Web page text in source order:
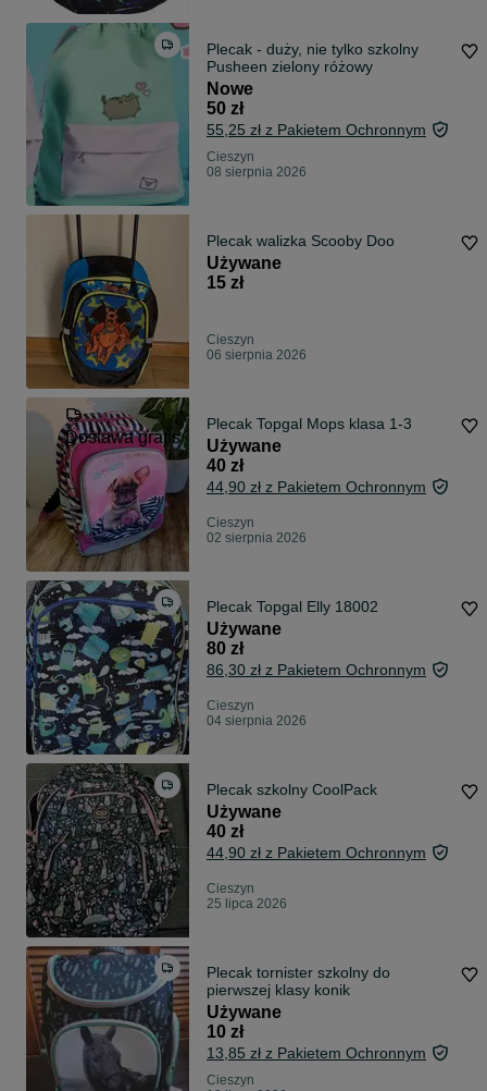
Plecak - duży, nie tylko szkolny
Pusheen zielony różowy
Nowe
50 zł
55,25 zł z Pakietem Ochronnym
Cieszyn
08 sierpnia 2026
Plecak walizka Scooby Doo
Używane
15 zł
Cieszyn
06 sierpnia 2026
Dostawa gratis
Plecak Topgal Mops klasa 1-3
Używane
40 zł
44,90 zł z Pakietem Ochronnym
Cieszyn
02 sierpnia 2026
Plecak Topgal Elly 18002
Używane
80 zł
86,30 zł z Pakietem Ochronnym
Cieszyn
04 sierpnia 2026
Plecak szkolny CoolPack
Używane
40 zł
44,90 zł z Pakietem Ochronnym
Cieszyn
25 lipca 2026
Plecak tornister szkolny do
pierwszej klasy konik
Używane
10 zł
13,85 zł z Pakietem Ochronnym
Cieszyn